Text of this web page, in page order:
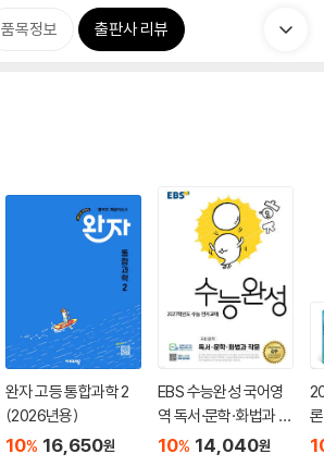
품목정보 출판사 리뷰
완자 고등 통합과학 2
(2026년용)
10% 16,650원
EBS 수능완성 국어영
역 독서·문학·화법과 작
문 (2026년)
10% 14,040원
(